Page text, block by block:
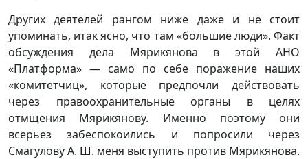
Других деятелей рангом ниже даже и не стоит
упоминать, итак ясно, что там «большие люди». Факт
обсуждения дела Мярикянова в этой АНО
«Платформа» — само по себе поражение наших
«комитетчиц», которые предпочли действовать
через правоохранительные органы в целях
отмщения Мярикянову. Именно поэтому они
всерьез забеспокоились и попросили через
Смагулову А. Ш. меня выступить против Мярикянова.